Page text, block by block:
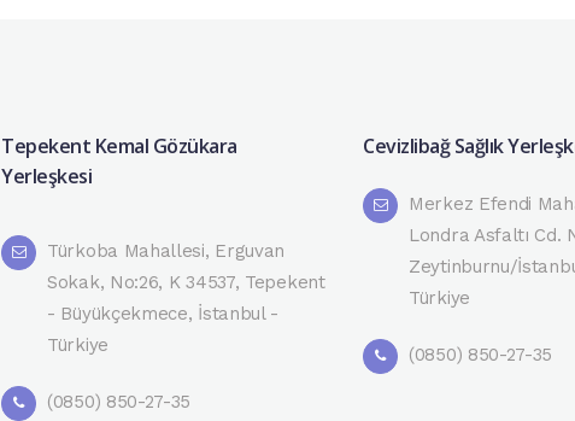
Tepekent Kemal Gözükara
Yerleşkesi
Türkoba Mahallesi, Erguvan
Sokak, No:26, K 34537, Tepekent
- Büyükçekmece, İstanbul -
Türkiye
(0850) 850-27-35
Cevizlibağ Sağlık
Merkez Efendi
Londra Asfaltı Cd.
Zeytinburnu/
Türkiye
(0850) 850-27-35